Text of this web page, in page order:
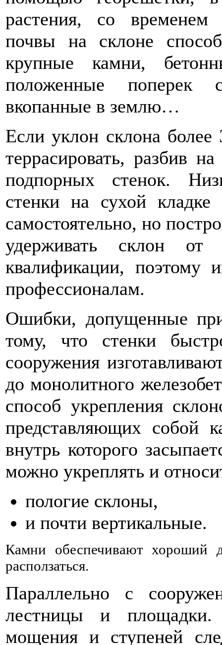
растения, со
почвы на склоне
крупные камни,
положенные поперек
вкопанные в землю…
Если уклон склона более
террасировать, разбив
подпорных стенок.
стенки на сухой
самостоятельно, но
удерживать склон от
квалификации, поэтому
профессионалам.
Ошибки, допущенные
тому, что стенки
сооружения
до монолитного
способ укрепления
представляющих собой
внутрь которого
можно укреплять и
пологие склоны,
и почти вертикальные.
Камни обеспечивают хороший
расползаться.
Параллельно с
лестницы и площадки.
мощения и ступеней